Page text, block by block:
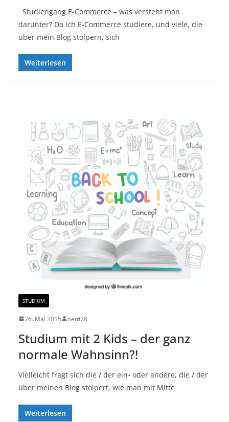
Studiengang E-Commerce – was versteht man
darunter? Da ich E-Commerce studiere, und viele, die
über mein Blog stolpern, sich
Weiterlesen
STUDIUM
26. Mai 2015 netti78
Studium mit 2 Kids – der ganz
normale Wahnsinn?!
Vielleicht fragt sich die / der ein- oder andere, die / der
über meinen Blog stolpert, wie man mit Mitte
Weiterlesen